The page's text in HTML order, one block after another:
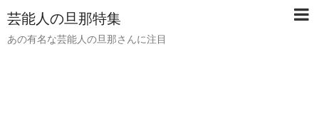
芸能人の旦那特集
あの有名な芸能人の旦那さんに注目